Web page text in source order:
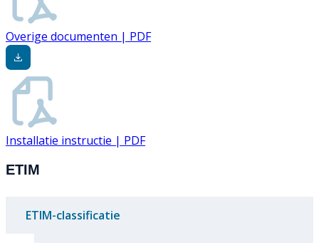
Overige documenten | PDF
Installatie instructie | PDF
ETIM
ETIM-classificatie